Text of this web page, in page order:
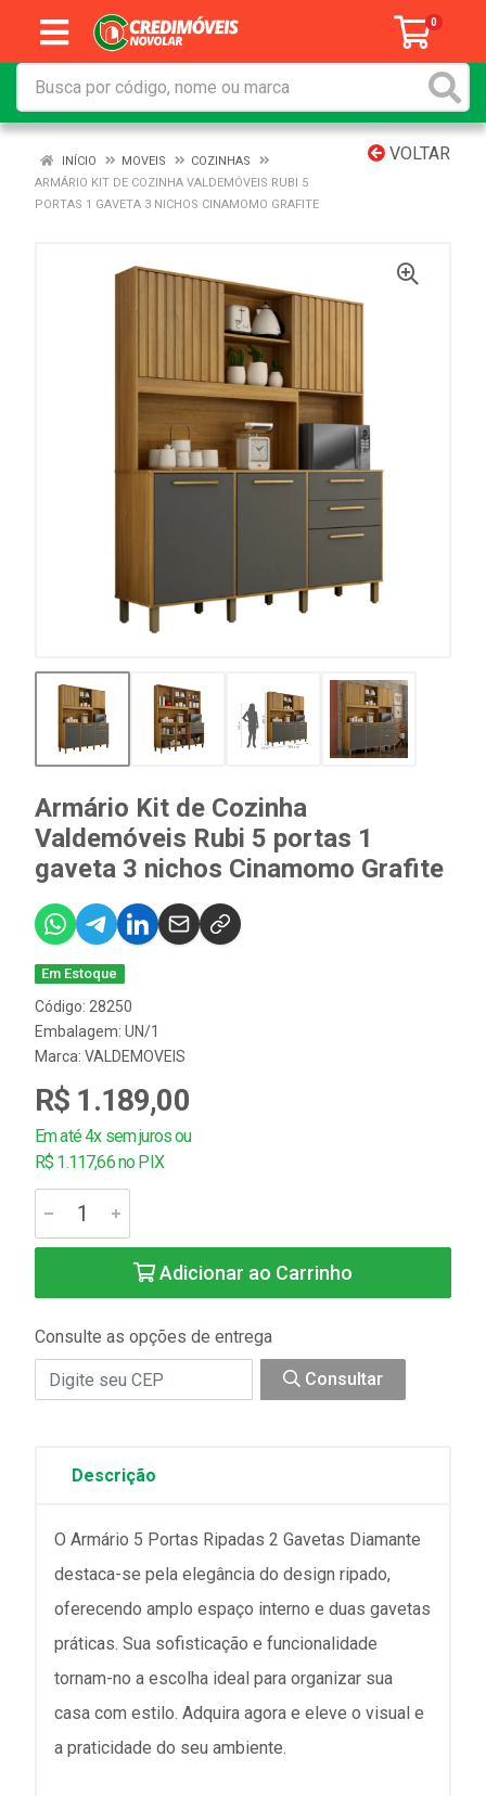
0
VOLTAR
INÍCIO MOVEIS
COZINHAS
ARMÁRIO KIT DE COZINHA VALDEMÓVEIS RUBI 5
PORTAS 1 GAVETA 3 NICHOS CINAMOMO GRAFITE
Armário Kit de Cozinha
Valdemóveis Rubi 5 portas 1
gaveta 3 nichos Cinamomo Grafite
Em Estoque
Código: 28250
Embalagem: UN/1
Marca: VALDEMOVEIS
R$ 1.189,00
Em até 4x sem juros ou
R$ 1.117,66 no PIX
Adicionar ao Carrinho
Consulte as opções de entrega
Consultar
Descrição
O Armário 5 Portas Ripadas 2 Gavetas Diamante
destaca-se pela elegância do design ripado,
oferecendo amplo espaço interno e duas gavetas
práticas. Sua sofisticação e funcionalidade
tornam-no a escolha ideal para organizar sua
casa com estilo. Adquira agora e eleve o visual e
a praticidade do seu ambiente.